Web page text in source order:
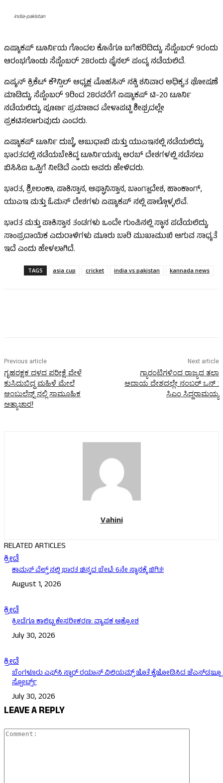
india-pakistan
ಏಷ್ಯಾಕಪ್ ಟೂರ್ನಿಯ ಗೊಂದಲ ಕೊನೆಗೂ ಬಗೆಹರಿದಿದ್ದು, ಸೆಪ್ಟೆಂಬರ್ 9ರಂದು
ಆರಂಭಗೊಂಡು ಸೆಪ್ಟೆಂಬರ್ 28ರಂದು ಫೈನಲ್ ಪಂದ್ಯ ನಡೆಯಲಿದೆ.
ಏಷ್ಯನ್ ಕ್ರಿಕೆಟ್ ಕೌನ್ಸಿಲ್ ಅಧ್ಯಕ್ಷ ಮೊಹಸಿನ್ ನಕ್ವಿ ಶನಿವಾರ ಅಧಿಕೃತ ಘೋಷಣೆ
ಮಾಡಿದ್ದು, ಸೆಪ್ಟೆಂಬರ್ 9ರಿಂದ 28ರವರೆಗೆ ಏಷ್ಯಾಕಪ್ ಟಿ-20 ಟೂರ್ನಿ
ನಡೆಯಲಿದ್ದು, ಪೂರ್ಣ ಪ್ರಮಾಣದ ವೇಳಾಪಟ್ಟಿ ಶೀಘ್ರದಲ್ಲೇ
ಪ್ರಕಟಿಸಲಾಗುವುದು ಎಂದರು.
ಏಷ್ಯಾಕಪ್ ಟೂರ್ನಿ ದುಬೈ, ಅಬುಧಾಬಿ ಮತ್ತು ಯುಎಇನಲ್ಲಿ ನಡೆಯಲಿದ್ದು,
ಭಾರತದಲ್ಲಿ ನಡೆಯಬೇಕಿದ್ದ ಟೂರ್ನಿಯನ್ನು ಅರಬ್ ದೇಶಗಳಲ್ಲಿ ನಡೆಸಲು
ಬಿಸಿಸಿಐ ಒಪ್ಪಿಗೆ ನೀಡಿದೆ ಎಂದು ಅವರು ಹೇಳಿದರು.
ಭಾರತ, ಶ್ರೀಲಂಕಾ, ಪಾಕಿಸ್ತಾನ, ಆಫ್ಘಾನಿಸ್ತಾನ, ಬಾಂಗ್ಲಾದೇಶ, ಹಾಂಕಾಂಗ್,
ಯುಎಇ ಮತ್ತು ಓಮನ್ ದೇಶಗಳು ಏಷ್ಯಾಕಪ್ ನಲ್ಲಿ ಪಾಲ್ಗೊಳ್ಳಲಿವೆ.
ಭಾರತ ಮತ್ತು ಪಾಕಿಸ್ತಾನ ತಂಡಗಳು ಒಂದೇ ಗುಂಪಿನಲ್ಲಿ ಸ್ಥಾನ ಪಡೆಯಲಿದ್ದು,
ಸಾಂಪ್ರದಾಯಿಕ ಎದುರಾಳಿಗಳು ಮೂರು ಬಾರಿ ಮುಖಾಮುಖಿ ಆಗುವ ಸಾಧ್ಯತೆ
ಇದೆ ಎಂದು ಹೇಳಲಾಗಿದೆ.
TAGS asia cup cricket india vs pakistan kannada news
Previous article
ಗೃಹರಕ್ಷಕ ದಳದ ಪರೀಕ್ಷೆ ವೇಳೆ
ಕುಸಿದುಬಿದ್ದ ಮಹಿಳೆ ಮೇಲೆ
ಆಂಬುಲೆನ್ಸ್ ನಲ್ಲಿ ಸಾಮೂಹಿಕ
ಅತ್ಯಾಚಾರ!
Next article
ಗ್ಯಾರಂಟಿಗಳಿಂದ ರಾಜ್ಯದ ತಲಾ
ಆದಾಯ ದೇಶದಲ್ಲೇ ನಂಬರ್ ಒನ್ :
ಸಿಎಂ ಸಿದ್ದರಾಮಯ್ಯ
Vahini
RELATED ARTICLES
ಕ್ರೀಡೆ
ಕಾಮನ್ ವೆಲ್ತ್ ನಲ್ಲಿ ಭಾರತ ಚಿನ್ನದ ಬೇಟೆ: 6ನೇ ಸ್ಥಾನಕ್ಕೆ ಜಿಗಿತ!
August 1, 2026
ಕ್ರೀಡೆ
ಕ್ರೀಡೆಗೂ ಕಾಲಿಟ್ಟ ಕೇಸರೀಕರಣ: ವ್ಯಾಪಕ ಆಕ್ರೋಶ
July 30, 2026
ಕ್ರೀಡೆ
ಬೆಂಗಳೂರು ಎಫ್‌ಸಿ ಸ್ಟಾರ್ ರಯಾನ್ ವಿಲಿಯಮ್ಸ್ ಜೊತೆ ಕೈಜೋಡಿಸಿದ
ಸ್ಪೋರ್ಟ್ಸ್
July 30, 2026
LEAVE A REPLY